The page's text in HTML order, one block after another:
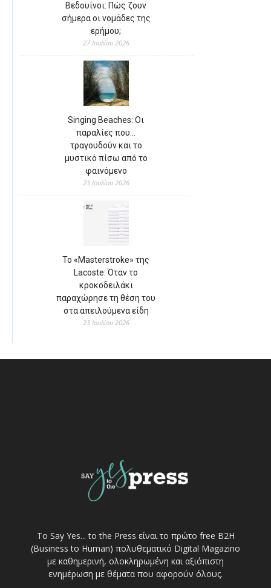
Βεδουίνοι: Πώς ζουν
σήμερα οι νομάδες της
ερήμου;
27 Ιουλίου 2026
Singing Beaches: Οι
παραλίες που…
τραγουδούν και το
μυστικό πίσω από το
φαινόμενο
23 Ιουλίου 2026
Το «Masterstroke» της
Lacoste: Όταν το
κροκοδειλάκι
παραχώρησε τη θέση του
στα απειλούμενα είδη
23 Ιουλίου 2026
Το Say Yes... to the Press είναι το πρώτο free Β2Η
(Business to Human) πολυθεματικό Digital Magazino
με καθημερινή, ολοκληρωμένη και αξιόπιστη
ενημέρωση με θέματα που αφορούν όλους.